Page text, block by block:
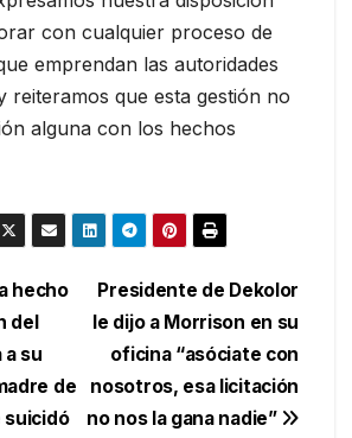
con cualquier proceso de
emprendan las autoridades
reiteramos que esta gestión no
alguna con los hechos
Presidente de Dekolor
le dijo a Morrison en su
oficina “asóciate con
nosotros, esa licitación
no nos la gana nadie”
hecho
del
a su
de
suicidó